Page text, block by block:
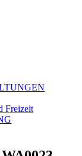
Freizeit